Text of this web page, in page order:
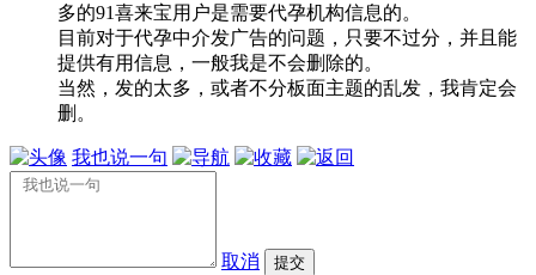
多的91喜来宝用户是需要代孕机构信息的。
目前对于代孕中介发广告的问题，只要不过分，并且能
提供有用信息，一般我是不会删除的。
当然，发的太多，或者不分板面主题的乱发，我肯定会
删。
我也说一句
取消 提交